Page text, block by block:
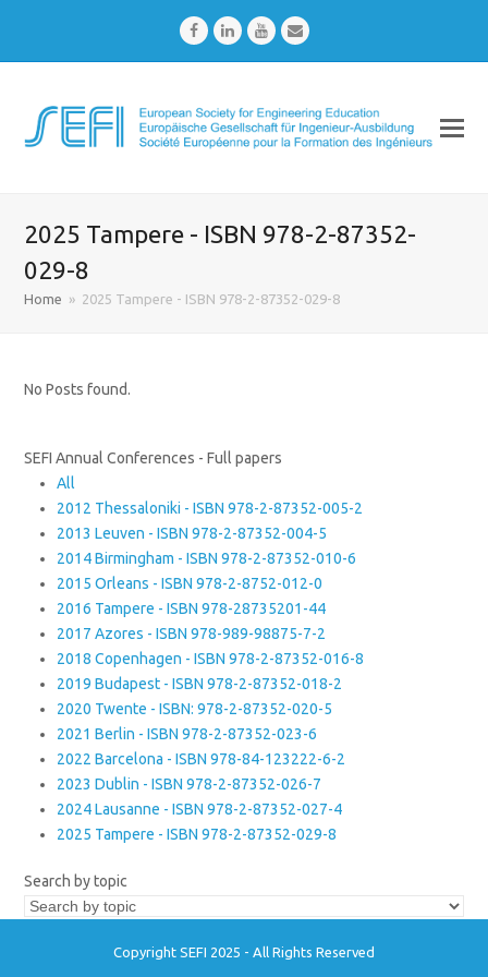
FacebookLinkedInYoutubeEmail
2025 Tampere - ISBN 978-2-87352-
029-8
Home » 2025 Tampere - ISBN 978-2-87352-029-8
No Posts found.
SEFI Annual Conferences - Full papers
All
2012 Thessaloniki - ISBN 978-2-87352-005-2
2013 Leuven - ISBN 978-2-87352-004-5
2014 Birmingham - ISBN 978-2-87352-010-6
2015 Orleans - ISBN 978-2-8752-012-0
2016 Tampere - ISBN 978-28735201-44
2017 Azores - ISBN 978-989-98875-7-2
2018 Copenhagen - ISBN 978-2-87352-016-8
2019 Budapest - ISBN 978-2-87352-018-2
2020 Twente - ISBN: 978-2-87352-020-5
2021 Berlin - ISBN 978-2-87352-023-6
2022 Barcelona - ISBN 978-84-123222-6-2
2023 Dublin - ISBN 978-2-87352-026-7
2024 Lausanne - ISBN 978-2-87352-027-4
2025 Tampere - ISBN 978-2-87352-029-8
Search by topic
Copyright SEFI 2025 - All Rights Reserved